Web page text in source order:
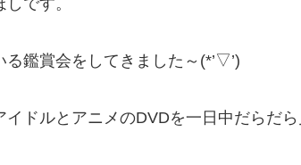
る鑑賞会をしてきました～(*’▽’)
ドルとアニメのDVDを一日中だらだら